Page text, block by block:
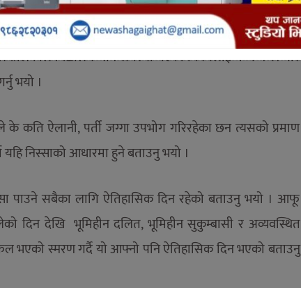
चरणमा रहेको बताउनु भयो ।
बिद्यालय जान समस्या भएको बिषयलाई मध्य नजर गरि
भयो ।
कति ऐलानी, पर्ती जग्गा उपभोग गरिरहेका छन त्यसको प्रमाण
निस्साको आधारमा हुने बताउनु भयो ।
पाउने सबैका लागि ऐतिहासिक दिन रहेको बताउनु भयो । आफू
दिन देखि भूमिहीन दलित, भूमिहीन सुकुम्बासी र अव्यवस्थित
भएको स्मरण गर्दै यो आफ्नो पनि ऐतिहासिक दिन भएको बताउनु